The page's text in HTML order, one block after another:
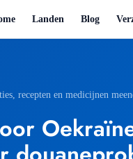
Landen Blog
recepten en medicijnen